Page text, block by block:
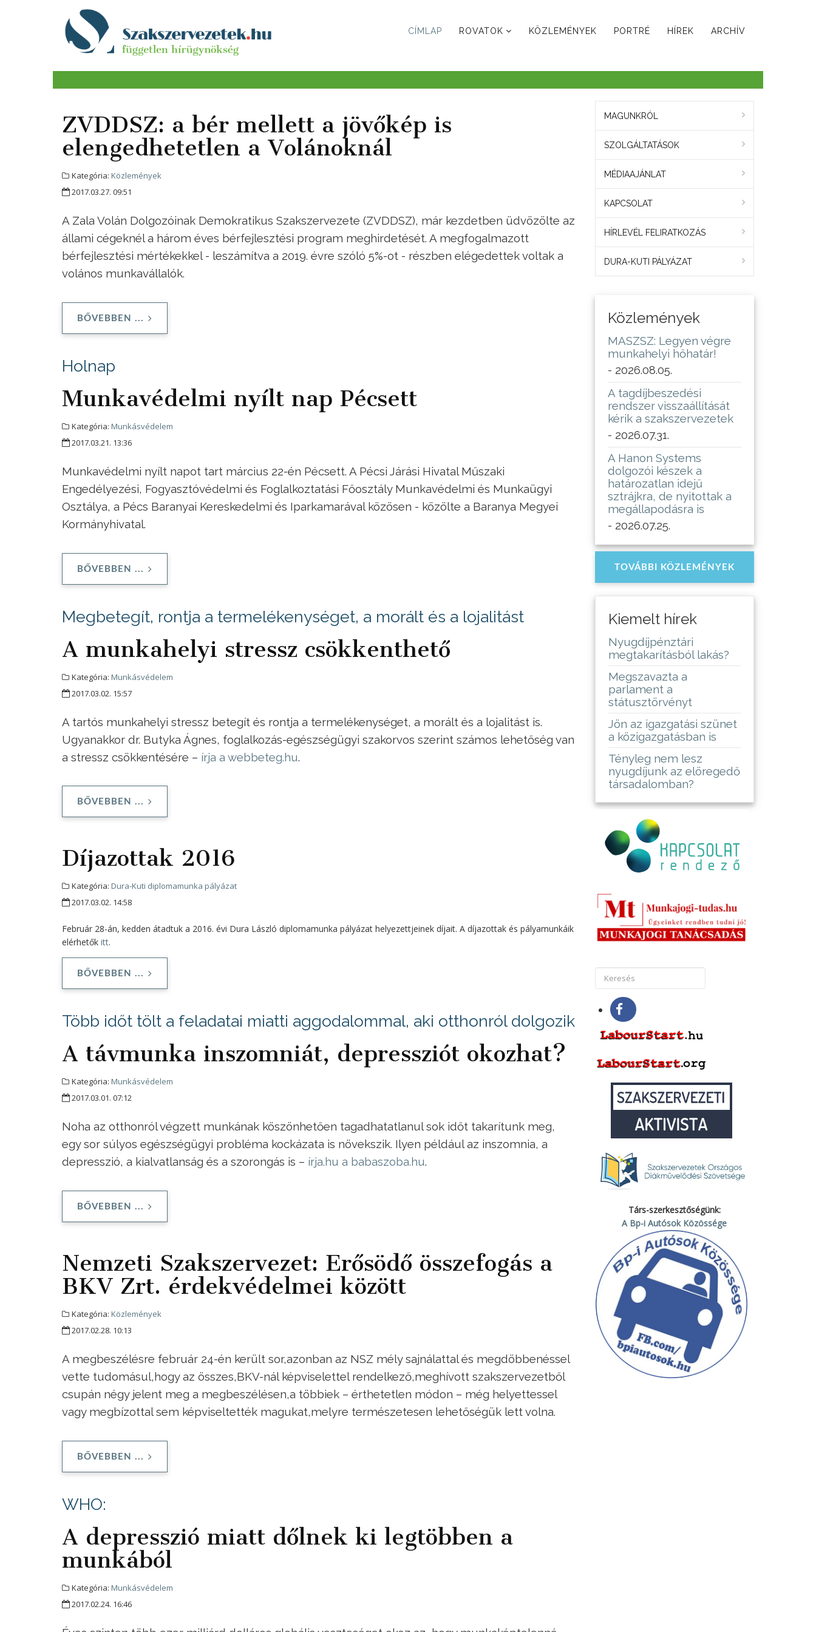
CÍMLAP ROVATOK KÖZLEMÉNYEK PORTRÉ HÍREK ARCHÍV
ZVDDSZ: a bér mellett a jövőkép is
elengedhetetlen a Volánoknál
Kategória: Közlemények
2017.03.27. 09:51
A Zala Volán Dolgozóinak Demokratikus Szakszervezete (ZVDDSZ), már kezdetben üdvözölte az
állami cégeknél a három éves bérfejlesztési program meghirdetését. A megfogalmazott
bérfejlesztési mértékekkel - leszámítva a 2019. évre szóló 5%-ot - részben elégedettek voltak a
volános munkavállalók.
BŐVEBBEN ...
Holnap
Munkavédelmi nyílt nap Pécsett
Kategória: Munkásvédelem
2017.03.21. 13:36
Munkavédelmi nyílt napot tart március 22-én Pécsett. A Pécsi Járási Hivatal Műszaki
Engedélyezési, Fogyasztóvédelmi és Foglalkoztatási Főosztály Munkavédelmi és Munkaügyi
Osztálya, a Pécs Baranyai Kereskedelmi és Iparkamarával közösen - közölte a Baranya Megyei
Kormányhivatal.
BŐVEBBEN ...
Megbetegít, rontja a termelékenységet, a morált és a lojalitást
A munkahelyi stressz csökkenthető
Kategória: Munkásvédelem
2017.03.02. 15:57
A tartós munkahelyi stressz betegít és rontja a termelékenységet, a morált és a lojalitást is.
Ugyanakkor dr. Butyka Ágnes, foglalkozás-egészségügyi szakorvos szerint számos lehetőség van
a stressz csökkentésére – írja a webbeteg.hu.
BŐVEBBEN ...
Díjazottak 2016
Kategória: Dura-Kuti diplomamunka pályázat
2017.03.02. 14:58
Február 28-án, kedden átadtuk a 2016. évi Dura László diplomamunka pályázat helyezettjeinek díjait. A díjazottak és pályamunkáik
elérhetők itt.
BŐVEBBEN ...
Több időt tölt a feladatai miatti aggodalommal, aki otthonról dolgozik
A távmunka inszomniát, depressziót okozhat?
Kategória: Munkásvédelem
2017.03.01. 07:12
Noha az otthonról végzett munkának köszönhetően tagadhatatlanul sok időt takarítunk meg,
egy sor súlyos egészségügyi probléma kockázata is növekszik. Ilyen például az inszomnia, a
depresszió, a kialvatlanság és a szorongás is – írja.hu a babaszoba.hu.
BŐVEBBEN ...
Nemzeti Szakszervezet: Erősödő összefogás a
BKV Zrt. érdekvédelmei között
Kategória: Közlemények
2017.02.28. 10:13
A megbeszélésre február 24-én került sor,azonban az NSZ mély sajnálattal és megdöbbenéssel
vette tudomásul,hogy az összes,BKV-nál képviselettel rendelkező,meghívott szakszervezetből
csupán négy jelent meg a megbeszélésen,a többiek – érthetetlen módon – még helyettessel
vagy megbízottal sem képviseltették magukat,melyre természetesen lehetőségük lett volna.
BŐVEBBEN ...
WHO:
A depresszió miatt dőlnek ki legtöbben a
munkából
Kategória: Munkásvédelem
2017.02.24. 16:46
MAGUNKRÓL
SZOLGÁLTATÁSOK
MÉDIAAJÁNLAT
KAPCSOLAT
HÍRLEVÉL FELIRATKOZÁS
DURA-KUTI PÁLYÁZAT
Közlemények
MASZSZ: Legyen végre
munkahelyi hőhatár!
- 2026.08.05.
A tagdíjbeszedési
rendszer visszaállítását
kérik a szakszervezetek
- 2026.07.31.
A Hanon Systems
dolgozói készek a
határozatlan idejű
sztrájkra, de nyitottak a
megállapodásra is
- 2026.07.25.
TOVÁBBI KÖZLEMÉNYEK
Kiemelt hírek
Nyugdíjpénztári
megtakarításból lakás?
Megszavazta a
parlament a
státusztörvényt
Jön az igazgatási szünet
a közigazgatásban is
Tényleg nem lesz
nyugdíjunk az elöregedő
társadalomban?
Társ-szerkesztőségünk:
A Bp-i Autósok Közössége